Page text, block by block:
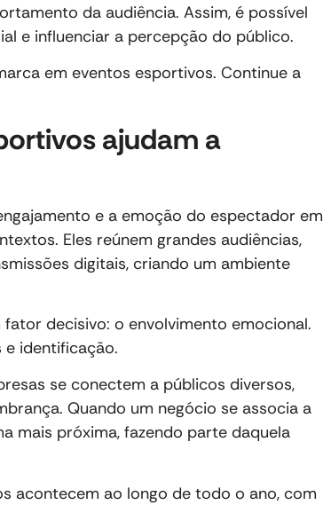
da audiência. Assim, é possível
e influenciar a percepção do público.
em eventos esportivos. Continue a
ajudam a
e a emoção do espectador em
Eles reúnem grandes audiências,
digitais, criando um ambiente
decisivo: o envolvimento emocional.
e identificação.
se conectem a públicos diversos,
Quando um negócio se associa a
mais próxima, fazendo parte daquela
acontecem ao longo de todo o ano, com